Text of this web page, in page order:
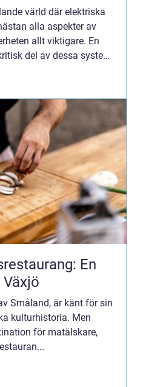
värld där elektriska
alla aspekter av
allt viktigare. En
del av dessa system,
En
Småland, är känt för sin
kulturhistoria. Men
för matälskare,